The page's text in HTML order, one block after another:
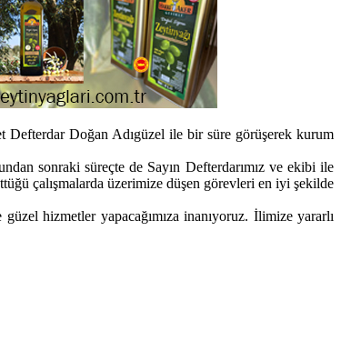
Defterdar Doğan Adıgüzel ile bir süre görüşerek kurum
sonraki süreçte de Sayın Defterdarımız ve ekibi ile
çalışmalarda üzerimize düşen görevleri en iyi şekilde
hizmetler yapacağımıza inanıyoruz. İlimize yararlı